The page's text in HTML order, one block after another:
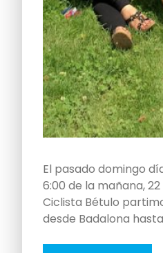
El pasado domingo
6:00 de la mañana,
Ciclista Bétulo
desde Badalona